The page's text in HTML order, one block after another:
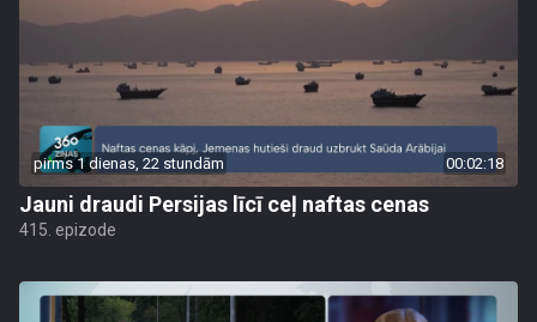
pirms 1 dienas, 22 stundām 00:02:18
Jauni draudi Persijas līcī ceļ naftas cenas
415. epizode